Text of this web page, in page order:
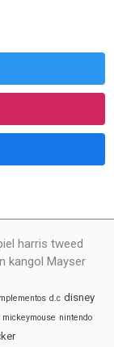
harris tweed
kangol Mayser
d.c disney
mickeymouse nintendo